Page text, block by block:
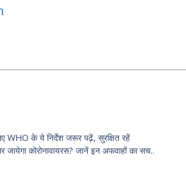
के ये निर्देश जरूर पढ़ें, सुरक्षित रहें
जायेगा कोरोनावायरस? जानें इन अफवाहों का सच..